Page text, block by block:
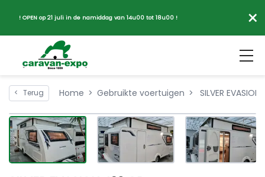
! OPEN op 21 juli in de namiddag van 14u00 tot 18u00 ! ×
< Terug Home Gebruikte voertuigen SILVER